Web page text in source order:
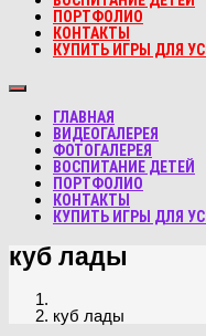
ПОРТФОЛИО
КОНТАКТЫ
КУПИТЬ ИГРЫ ДЛЯ
ГЛАВНАЯ
ВИДЕОГАЛЕРЕЯ
ФОТОГАЛЕРЕЯ
ВОСПИТАНИЕ ДЕТЕЙ
ПОРТФОЛИО
КОНТАКТЫ
КУПИТЬ ИГРЫ ДЛЯ
куб лады
куб лады